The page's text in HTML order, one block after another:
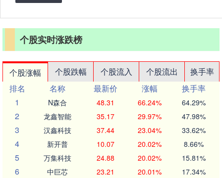
个股实时涨跌榜
个股涨幅 个股跌幅 个股流入 个股流出
换手率
排名
名称 最新价 涨幅
换手率
1
N森合 48.31 66.24% 64.29%
2 龙鑫智能 35.17 29.97% 47.98%
3 汉鑫科技 37.44 23.04% 33.62%
4 新开普 10.07 20.02% 8.66%
5 万集科技 24.88 20.02% 15.81%
6 中巨芯 23.21 20.01% 17.34%